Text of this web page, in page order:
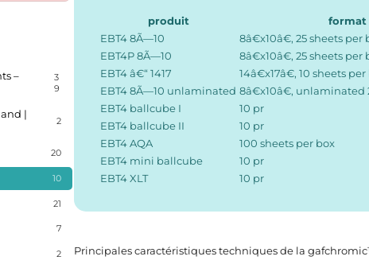
–
3
9
|
2
20
10
21
7
2
produit format
EBT4 8Ã—10
8â€x10â€, 25 sheets per
EBT4P 8Ã—10
8â€x10â€, 25 sheets per
EBT4 â€“ 1417
14â€x17â€, 10 sheets
EBT4 8Ã—10 unlaminated 8â€x10â€,
EBT4 ballcube I
10 pr
EBT4 ballcube II
10 pr
EBT4 AQA
100 sheets per box
EBT4 mini ballcube
10 pr
EBT4 XLT
10 pr
Principales caractéristiques techniques de la